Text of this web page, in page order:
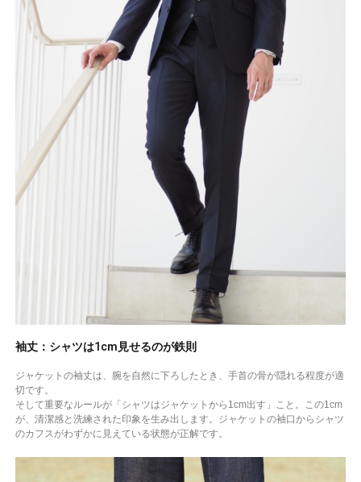
袖丈：シャツは1cm見せるのが鉄則
ジャケットの袖丈は、腕を自然に下ろしたとき、手首の骨が隠れる程度が適
切です。
そして重要なルールが「シャツはジャケットから1cm出す」こと。この1cm
が、清潔感と洗練された印象を生み出します。ジャケットの袖口からシャツ
のカフスがわずかに見えている状態が正解です。